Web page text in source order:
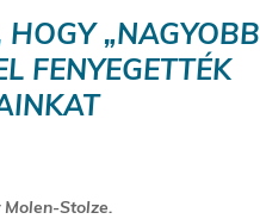
„NAGYOBB
FENYEGETTÉK
Stolze.